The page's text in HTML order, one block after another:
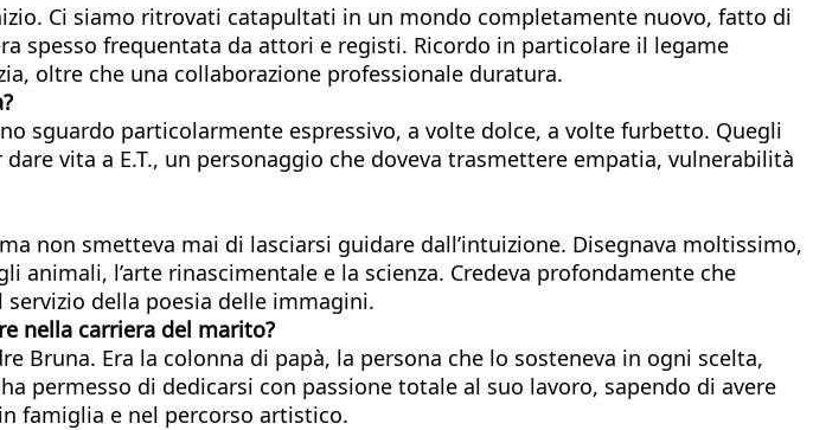
Ci siamo ritrovati catapultati in un mondo completamente nuovo, fatto di
spesso frequentata da attori e registi. Ricordo in particolare il legame
oltre che una collaborazione professionale duratura.
sguardo particolarmente espressivo, a volte dolce, a volte furbetto. Quegli
vita a E.T., un personaggio che doveva trasmettere empatia, vulnerabilità
non smetteva mai di lasciarsi guidare dall’intuizione. Disegnava moltissimo,
l’arte rinascimentale e la scienza. Credeva profondamente che
servizio della poesia delle immagini.
nella carriera del marito?
Era la colonna di papà, la persona che lo sosteneva in ogni scelta,
permesso di dedicarsi con passione totale al suo lavoro, sapendo di avere
famiglia e nel percorso artistico.